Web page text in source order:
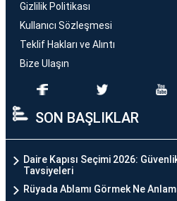
Gizlilik Politikası
Kullanıcı Sözleşmesi
Teklif Hakları ve Alıntı
Bize Ulaşın
SON BAŞLIKLAR
Daire Kapısı Seçimi 2026:
Tavsiyeleri
Rüyada Ablamı Görmek Ne